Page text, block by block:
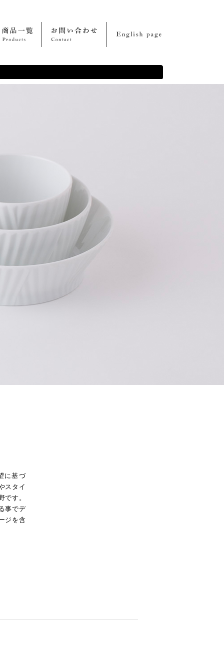
に基づ
スタイ
です。
事でデ
ジを含